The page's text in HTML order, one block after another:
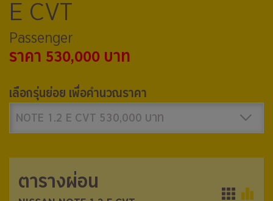
E CVT
Passenger
ราคา 530,000 บาท
เลือกรุ่นย่อย เพื่อคำนวณราคา
NOTE 1.2 E CVT 530,000 บาท
ตารางผ่อน
ตารางผ่อน